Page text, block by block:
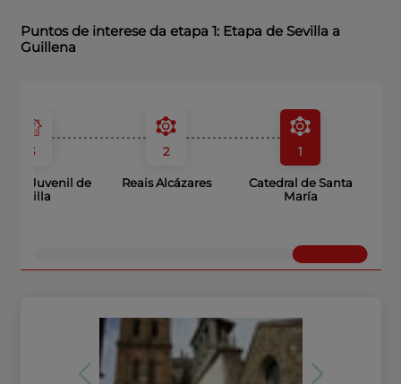
Puntos de interese da etapa 1: Etapa de Sevilla a
Guillena
3
Juvenil de
Sevilla
2
Reais Alcázares
1
Catedral de Santa
María